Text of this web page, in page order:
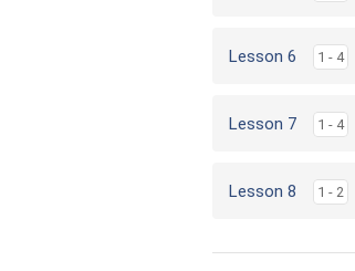
Lesson 6 1 - 4
Lesson 7 1 - 4
Lesson 8 1 - 2